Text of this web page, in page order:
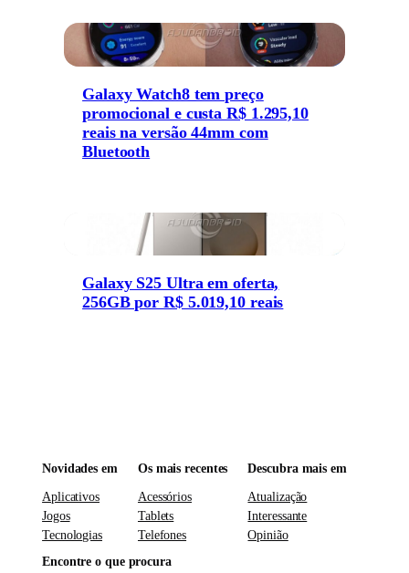
Galaxy Watch8 tem preço
promocional e custa R$ 1.295,10
reais na versão 44mm com
Bluetooth
Galaxy S25 Ultra em oferta,
256GB por R$ 5.019,10 reais
Novidades em
Aplicativos
Jogos
Tecnologias
Os mais recentes
Acessórios
Tablets
Telefones
Descubra mais em
Atualização
Interessante
Opinião
Encontre o que procura